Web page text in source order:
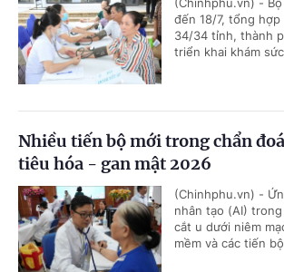
(Chinhphu.vn) -
đến 18/7, tổng hợp
34/34 tỉnh, thành
triển khai khám
Nhiều tiến bộ mới trong chẩn
tiêu hóa - gan mật 2026
(Chinhphu.vn) -
nhân tạo (AI)
cắt u dưới niêm
mềm và các tiến